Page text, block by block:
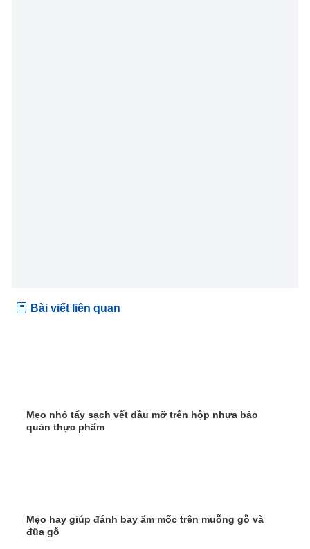
Bài viết liên quan
Mẹo nhỏ tẩy sạch vết dầu mỡ trên hộp nhựa bảo
quản thực phẩm
Mẹo hay giúp đánh bay ẩm mốc trên muỗng gỗ và
đũa gỗ